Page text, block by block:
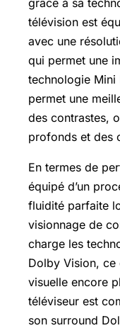
grâce à sa
télévision est
avec une
qui permet une
technologie Mini
permet une
des contrastes,
profonds et des
En termes de
équipé d’un
fluidité parfaite
visionnage de
charge les
Dolby Vision, ce
visuelle encore
téléviseur est
son surround